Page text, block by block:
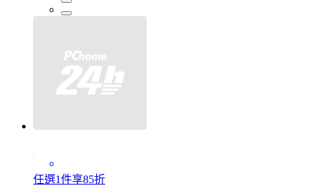
任選1件享85折